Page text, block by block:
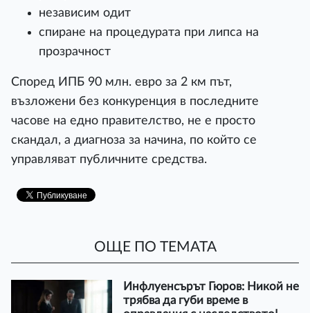
независим одит
спиране на процедурата при липса на
прозрачност
Според ИПБ 90 млн. евро за 2 км път,
възложени без конкуренция в последните
часове на едно правителство, не е просто
скандал, а диагноза за начина, по който се
управляват публичните средства.
ОЩЕ ПО ТЕМАТА
Инфлуенсърът Гюров: Никой не
трябва да губи време в